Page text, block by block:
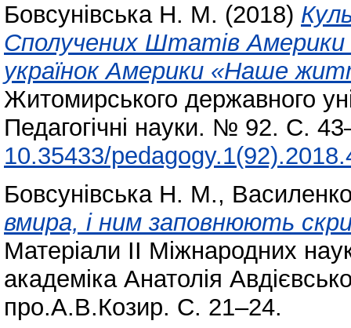
Бовсунівська Н. М. (2018)
Сполучених Штатів Америки
українок Америки «Наше
Житомирського державного
Педагогічні науки. № 92. С.
10.35433/
Бовсунівська Н. М.,
вмира, і ним заповнюють
Матеріали ІІ Міжнародних
академіка Анатолія
про.А.В.Козир. С. 21–24.